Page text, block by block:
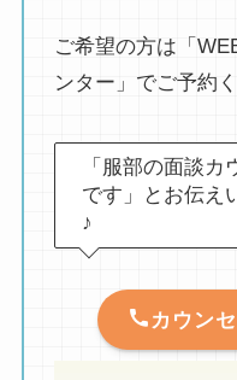
ご希望の方は「
ンター」でご予約
「服部の面談
です」とお伝え
♪
カウン